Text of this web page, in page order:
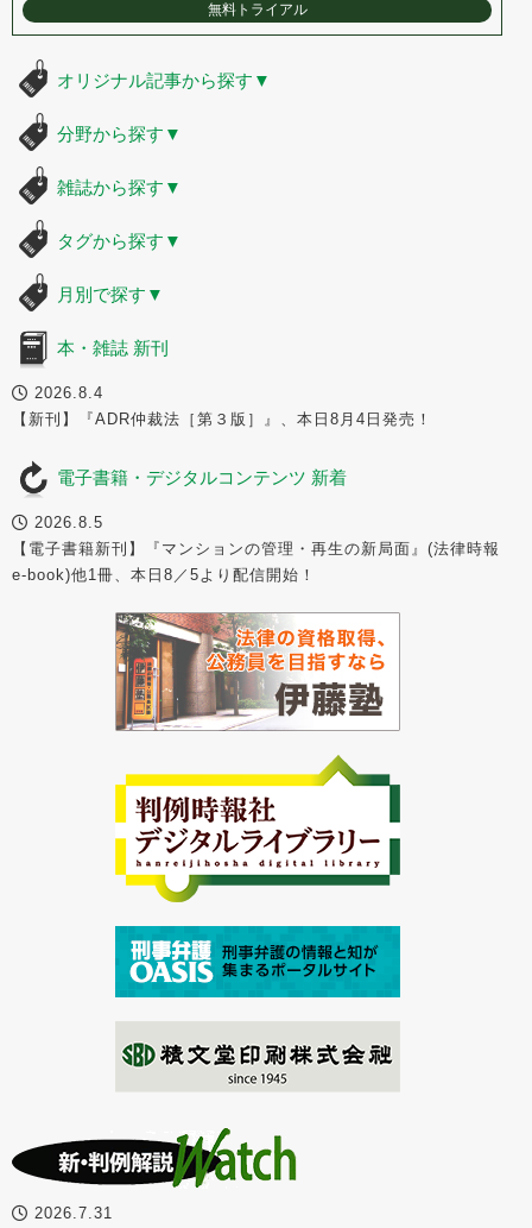
無料トライアル
オリジナル記事から探す ▼
分野から探す ▼
雑誌から探す ▼
タグから探す ▼
月別で探す ▼
本・雑誌 新刊
2026.8.4
【新刊】『ADR仲裁法［第３版］』、本日8月4日発売！
電子書籍・デジタルコンテンツ 新着
2026.8.5
【電子書籍新刊】『マンションの管理・再生の新局面』(法律時報
e-book)他1冊、本日8／5より配信開始！
2026.7.31